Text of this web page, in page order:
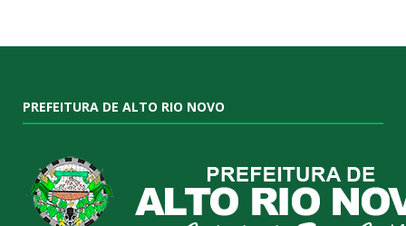
PREFEITURA DE ALTO RIO NOVO